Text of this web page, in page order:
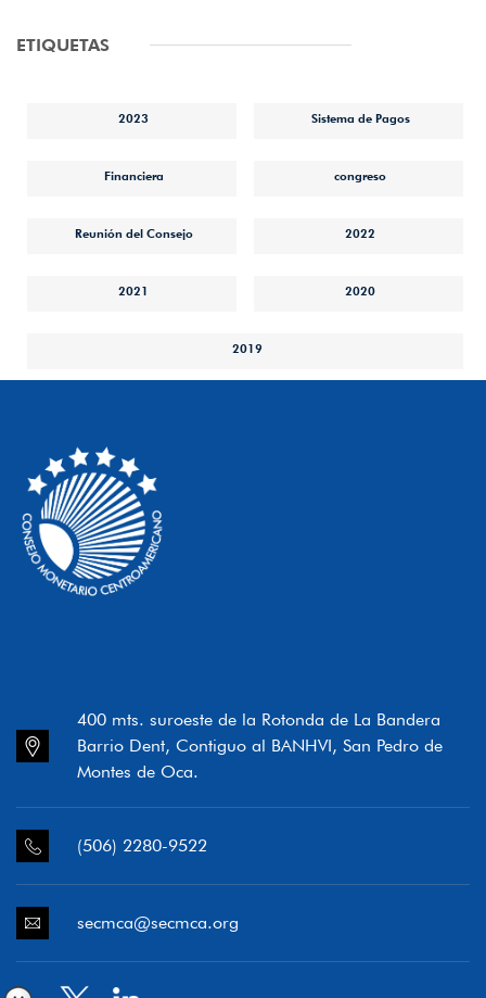
ETIQUETAS
2023 Sistema de Pagos
Financiera congreso
Reunión del Consejo 2022
2021 2020
2019
400 mts. suroeste de la Rotonda de La Bandera
Barrio Dent, Contiguo al BANHVI, San Pedro de
Montes de Oca.
(506) 2280-9522
secmca@secmca.org